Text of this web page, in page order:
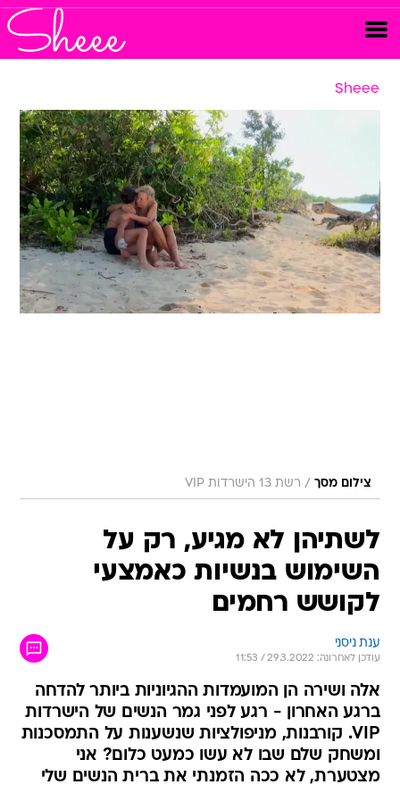
Sheee
צילום מסך / רשת 13 הישרדות VIP
לשתיהן לא מגיע, רק על
השימוש בנשיות כאמצעי
לקושש רחמים
ענת ניסני
עודכן לאחרונה: 29.3.2022 / 11:53
אלה ושירה הן המועמדות ההגיוניות ביותר להדחה
ברגע האחרון - רגע לפני גמר הנשים של הישרדות
VIP. קורבנות, מניפולציות שנשענות על התמסכנות
ומשחק שלם שבו לא עשו כמעט כלום? אני
מצטערת, לא ככה הזמנתי את ברית הנשים שלי